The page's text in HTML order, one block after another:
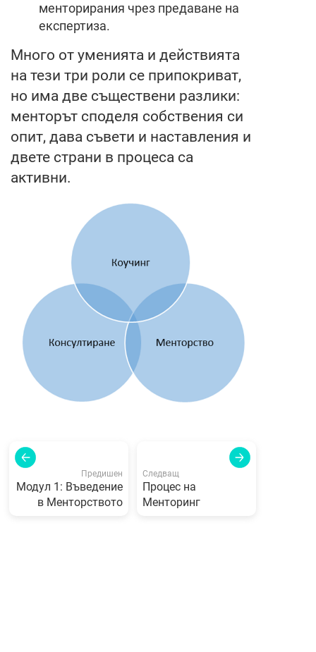
менторирания чрез предаване на
експертиза.
Много от уменията и действията
на тези три роли се припокриват,
но има две съществени разлики:
менторът споделя собствения си
опит, дава съвети и наставления и
двете страни в процеса са
активни.
Предишен
Модул 1: Въведение
в Менторството
Следващ
Процес на
Менторинг